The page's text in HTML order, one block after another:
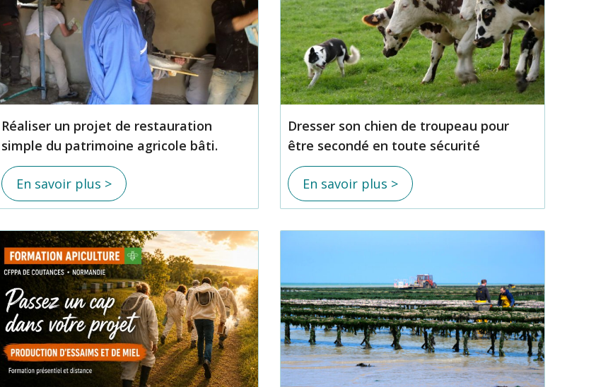
Réaliser un projet de restauration
simple du patrimoine agricole bâti.
En savoir plus >
Dresser son chien de troupeau pour
être secondé en toute sécurité
En savoir plus >